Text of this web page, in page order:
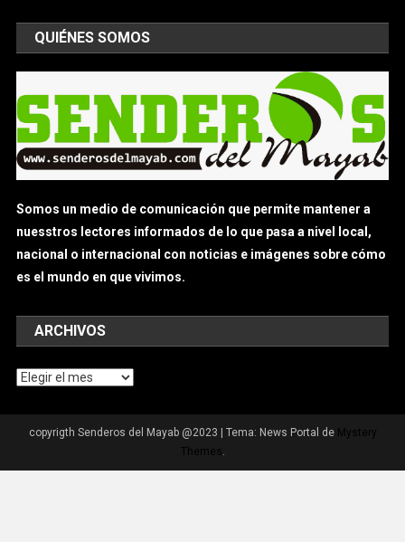
QUIÉNES SOMOS
Somos un medio de comunicación que permite mantener a
nuesstros lectores informados de lo que pasa a nivel local,
nacional o internacional con noticias e imágenes sobre cómo
es el mundo en que vivimos.
ARCHIVOS
Archivos
copyrigth Senderos del Mayab @2023 Tema: News Portal de Mystery
Themes .